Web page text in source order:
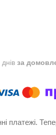
за
платежі.